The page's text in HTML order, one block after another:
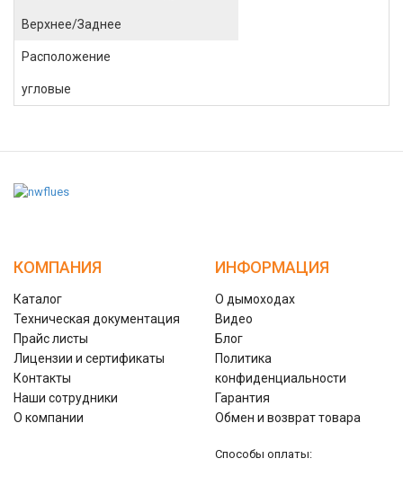
Верхнее/Заднее
Расположение
угловые
КОМПАНИЯ
Каталог
Техническая документация
Прайс листы
Лицензии и сертификаты
Контакты
Наши сотрудники
О компании
ИНФОРМАЦИЯ
О дымоходах
Видео
Блог
Политика
конфиденциальности
Гарантия
Обмен и возврат товара
Способы оплаты: